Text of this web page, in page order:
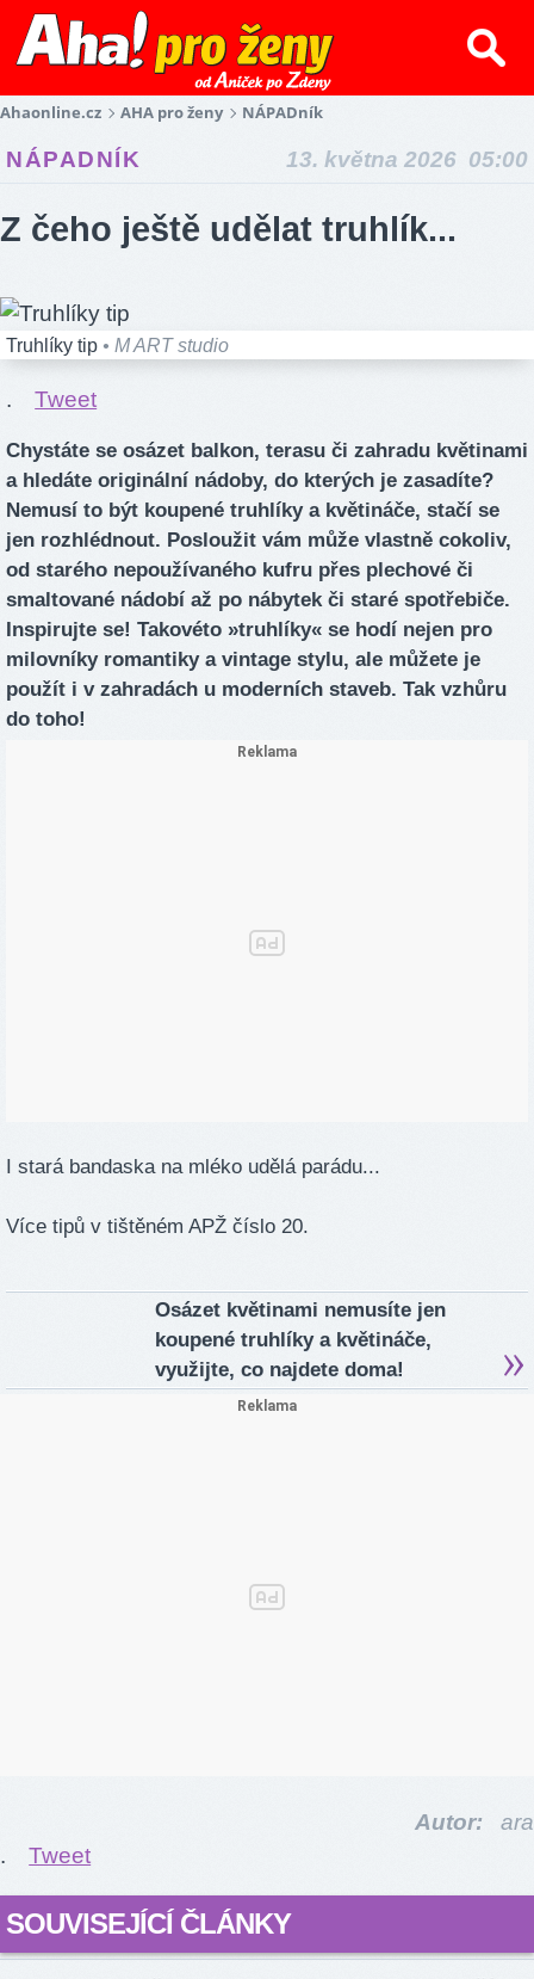
Ahaonline.cz AHA pro ženy NÁPADník
13. května 2026 05:00
NÁPADNÍK
Z čeho ještě udělat truhlík...
Truhlíky tip • M ART studio
. Tweet
Chystáte se osázet balkon, terasu či zahradu květinami
a hledáte originální nádoby, do kterých je zasadíte?
Nemusí to být koupené truhlíky a květináče, stačí se
jen rozhlédnout. Posloužit vám může vlastně cokoliv,
od starého nepoužívaného kufru přes plechové či
smaltované nádobí až po nábytek či staré spotřebiče.
Inspirujte se! Takovéto »truhlíky« se hodí nejen pro
milovníky romantiky a vintage stylu, ale můžete je
použít i v zahradách u moderních staveb. Tak vzhůru
do toho!
I stará bandaska na mléko udělá parádu...
Více tipů v tištěném APŽ číslo 20.
Osázet květinami nemusíte jen
koupené truhlíky a květináče,
využijte, co najdete doma!
Autor:
ara
.
Tweet
SOUVISEJÍCÍ ČLÁNKY